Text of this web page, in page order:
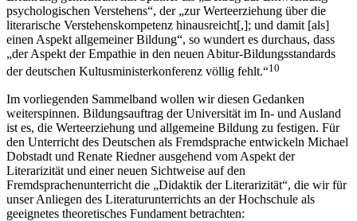
psychologischen Verstehens“, der „zur Werteerziehung über die
literarische Verstehenskompetenz hinausreicht[,]; und damit [als]
einen Aspekt allgemeiner Bildung“, so wundert es durchaus, dass
„der Aspekt der Empathie in den neuen Abitur-Bildungsstandards
der deutschen Kultusministerkonferenz völlig fehlt.“10
Im vorliegenden Sammelband wollen wir diesen Gedanken
weiterspinnen. Bildungsauftrag der Universität im In- und Ausland
ist es, die Werteerziehung und allgemeine Bildung zu festigen. Für
den Unterricht des Deutschen als Fremdsprache entwickeln Michael
Dobstadt und Renate Riedner ausgehend vom Aspekt der
Literarizität und einer neuen Sichtweise auf den
Fremdsprachenunterricht die „Didaktik der Literarizität“, die wir für
unser Anliegen des Literaturunterrichts an der Hochschule als
geeignetes theoretisches Fundament betrachten: